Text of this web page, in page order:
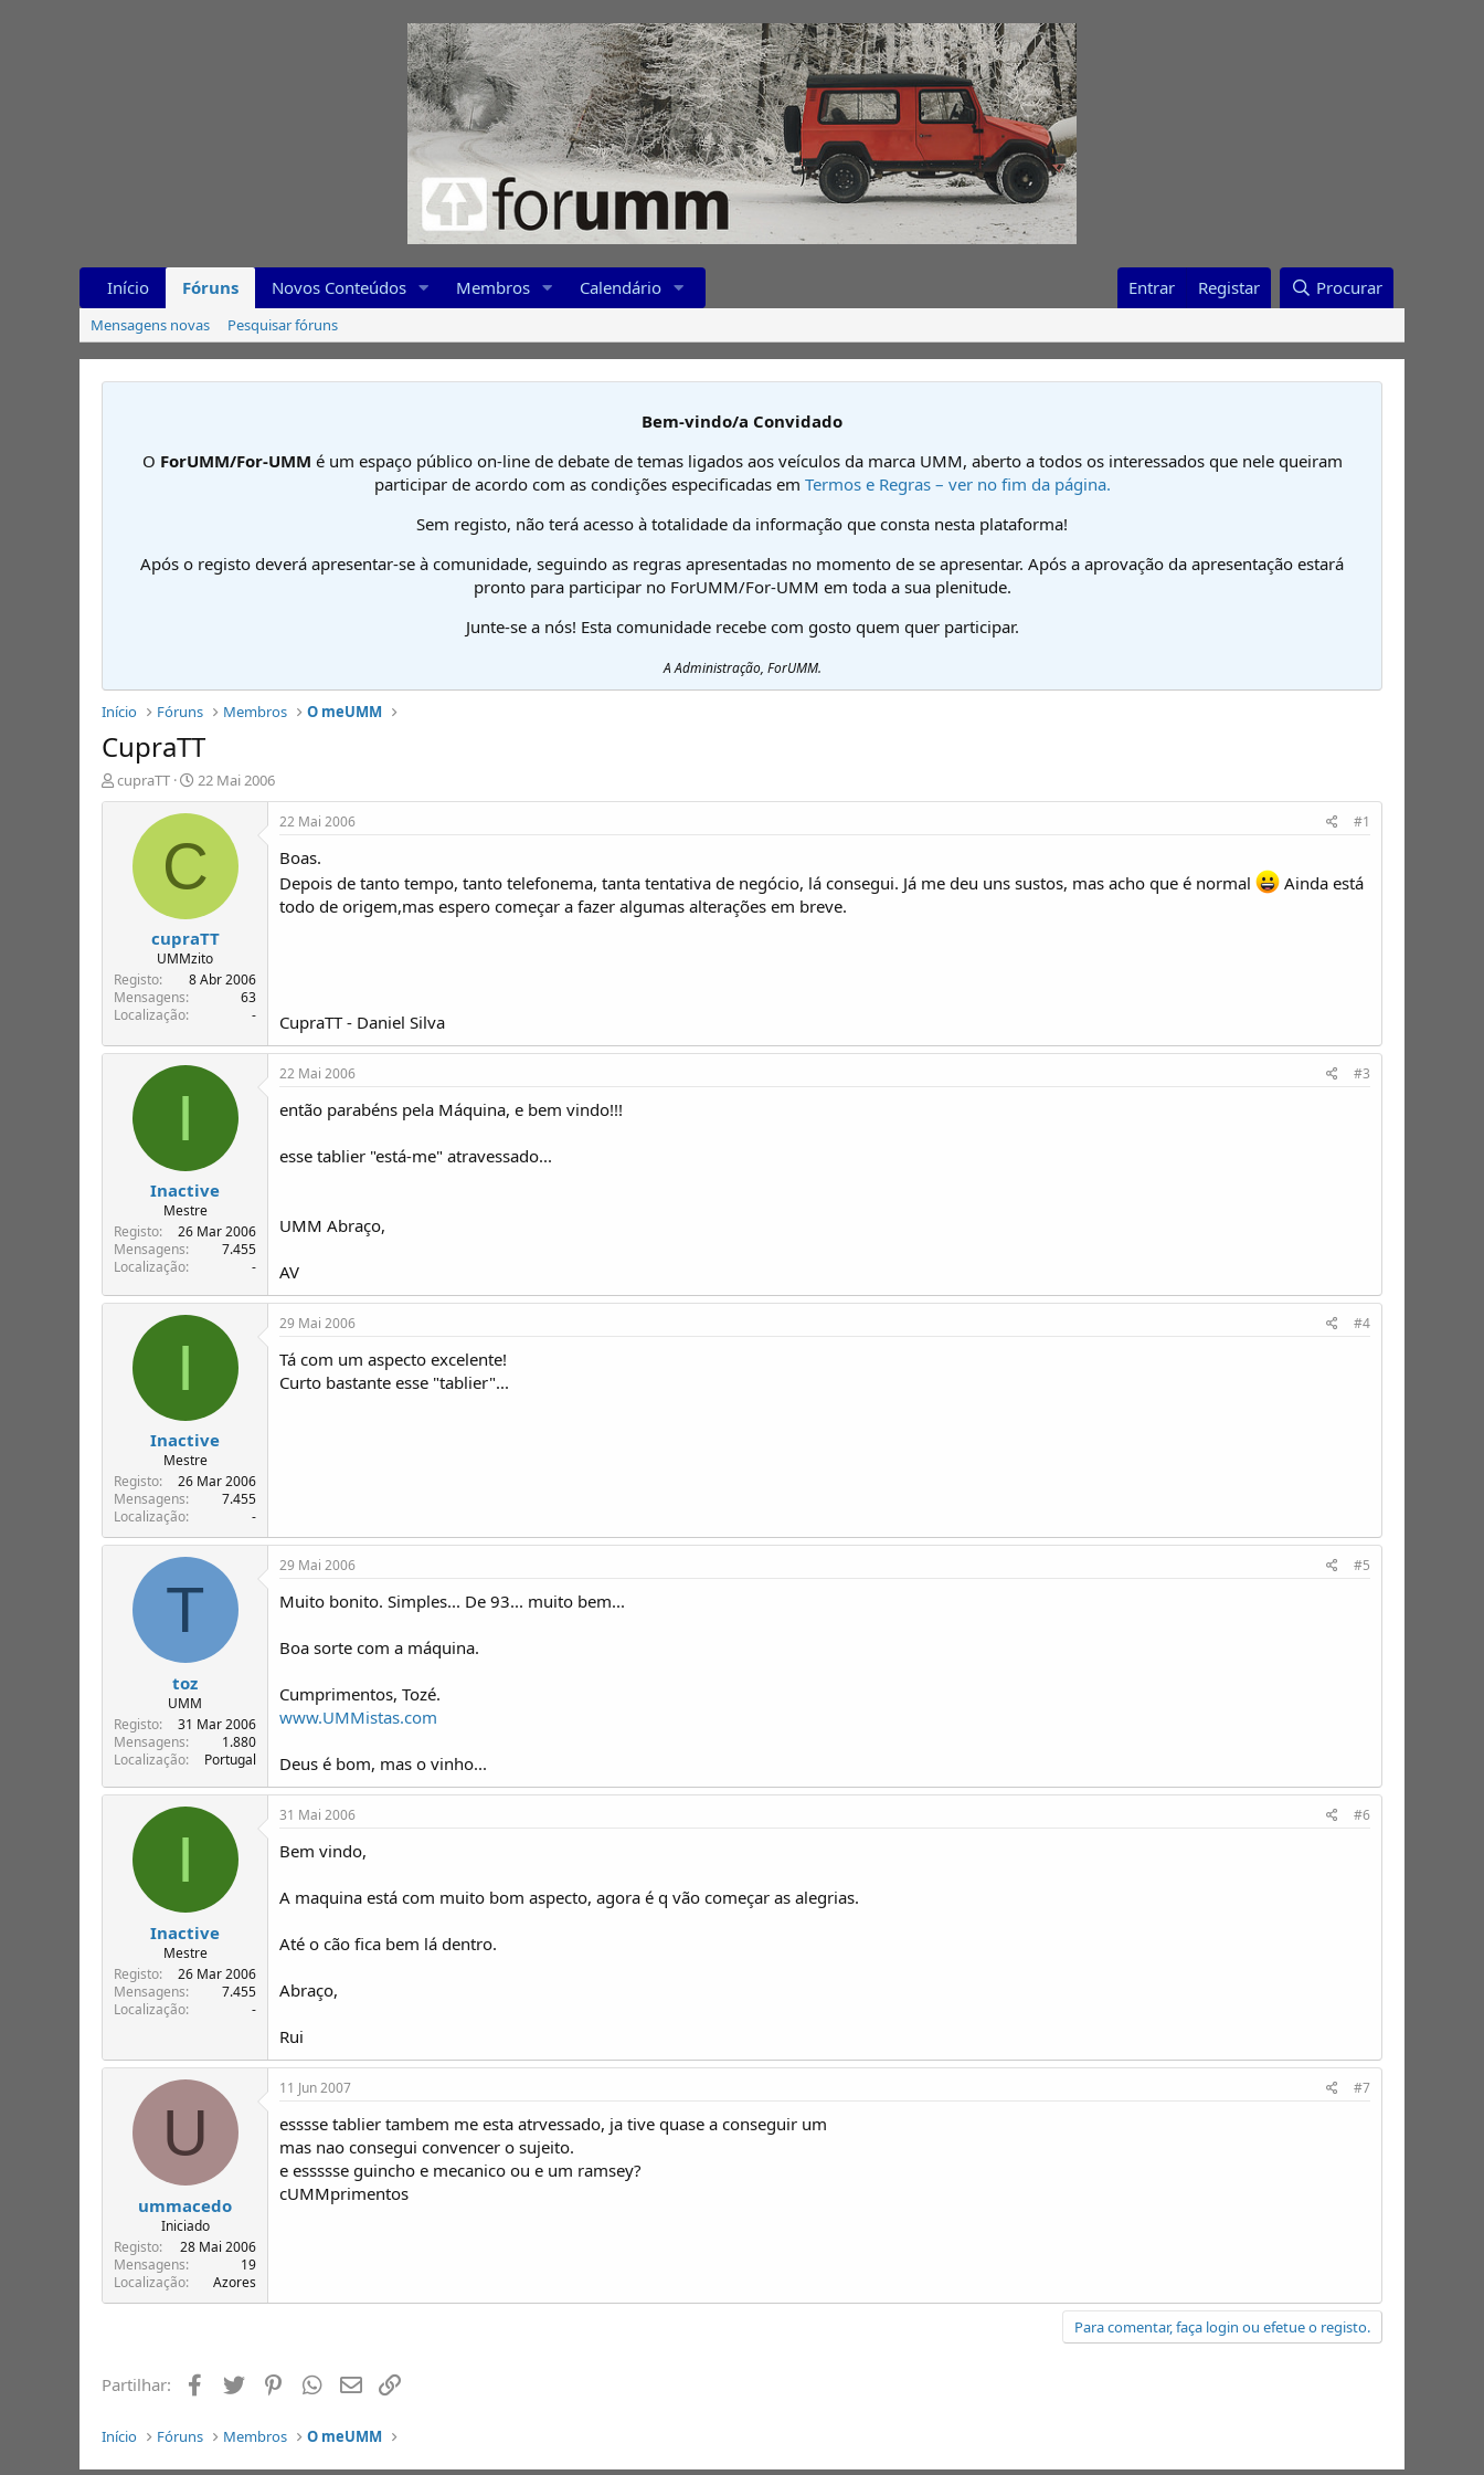
Início Fóruns Novos Conteúdos Membros Calendário Entrar Registar Procurar
Mensagens novas Pesquisar fóruns
Bem-vindo/a Convidado
O ForUMM/For-UMM é um espaço público on-line de debate de temas ligados aos veículos da marca UMM, aberto a todos os interessados que nele queiram
participar de acordo com as condições especificadas em Termos e Regras – ver no fim da página.
Sem registo, não terá acesso à totalidade da informação que consta nesta plataforma!
Após o registo deverá apresentar-se à comunidade, seguindo as regras apresentadas no momento de se apresentar. Após a aprovação da apresentação estará
pronto para participar no ForUMM/For-UMM em toda a sua plenitude.
Junte-se a nós! Esta comunidade recebe com gosto quem quer participar.
A Administração, ForUMM.
Início Fóruns Membros O meUMM
CupraTT
I
n
e
T
ó
i
cupraTT
D
a
t
d
e
n
í
c
22 Mai 2006
C
cupraTT
UMMzito
Registo
8 Abr 2006
Mensagens
63
Localização
-
22 Mai 2006 #1
Boas.
Depois de tanto tempo, tanto telefonema, tanta tentativa de negócio, lá consegui. Já me deu uns sustos, mas acho que é normal
Ainda está
todo de origem,mas espero começar a fazer algumas alterações em breve.
CupraTT - Daniel Silva
I
Inactive
Mestre
Registo
26 Mar 2006
Mensagens
7.455
Localização
-
22 Mai 2006 #3
então parabéns pela Máquina, e bem vindo!!!
esse tablier "está-me" atravessado...
UMM Abraço,
AV
I
Inactive
Mestre
Registo
26 Mar 2006
Mensagens
7.455
Localização
-
29 Mai 2006 #4
Tá com um aspecto excelente!
Curto bastante esse "tablier"...
T
toz
UMM
Registo
31 Mar 2006
Mensagens
1.880
Localização
Portugal
29 Mai 2006 #5
Muito bonito. Simples... De 93... muito bem...
Boa sorte com a máquina.
Cumprimentos, Tozé.
www.UMMistas.com
Deus é bom, mas o vinho...
I
Inactive
Mestre
Registo
26 Mar 2006
Mensagens
7.455
Localização
-
31 Mai 2006 #6
Bem vindo,
A maquina está com muito bom aspecto, agora é q vão começar as alegrias.
Até o cão fica bem lá dentro.
Abraço,
Rui
U
ummacedo
Iniciado
Registo
28 Mai 2006
Mensagens
19
Localização
Azores
11 Jun 2007 #7
esssse tablier tambem me esta atrvessado, ja tive quase a conseguir um
mas nao consegui convencer o sujeito.
e essssse guincho e mecanico ou e um ramsey?
cUMMprimentos
Para comentar, faça login ou efetue o registo.
Partilhar: Facebook
Twitter PinterestWhatsapp
Email
Início Fóruns Membros O meUMM